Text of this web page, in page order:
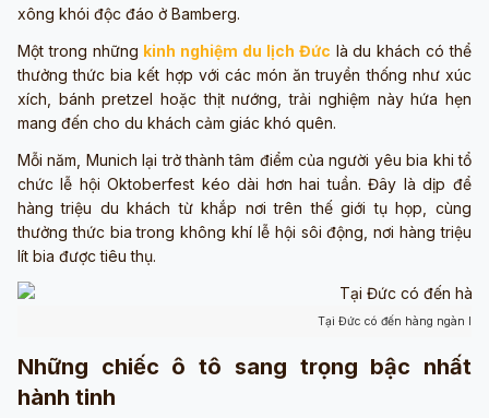
xông khói độc đáo ở Bamberg.
Một trong những kinh nghiệm du lịch Đức là du khách có thể
thưởng thức bia kết hợp với các món ăn truyền thống như xúc
xích, bánh pretzel hoặc thịt nướng, trải nghiệm này hứa hẹn
mang đến cho du khách cảm giác khó quên.
Mỗi năm, Munich lại trở thành tâm điểm của người yêu bia khi tổ
chức lễ hội Oktoberfest kéo dài hơn hai tuần. Đây là dịp để
hàng triệu du khách từ khắp nơi trên thế giới tụ họp, cùng
thưởng thức bia trong không khí lễ hội sôi động, nơi hàng triệu
lít bia được tiêu thụ.
Tại Đức có đến hàng ngàn
Những chiếc ô tô sang trọng bậc nhất
hành tinh